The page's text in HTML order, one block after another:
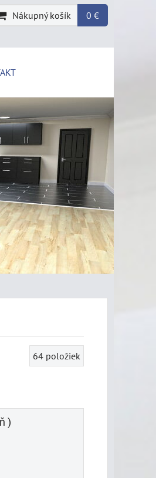
Nákupný košík 0 €
64 položiek
)